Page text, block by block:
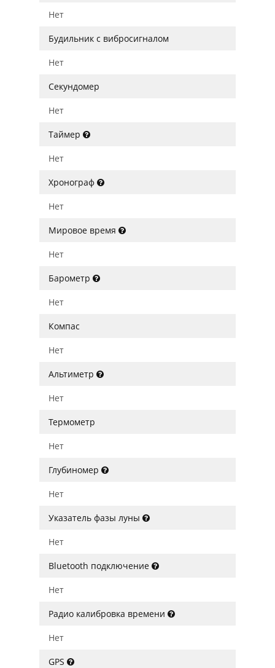
Нет
Будильник с вибросигналом
Нет
Секундомер
Нет
Таймер
Нет
Хронограф
Нет
Мировое время
Нет
Барометр
Нет
Компас
Нет
Альтиметр
Нет
Термометр
Нет
Глубиномер
Нет
Указатель фазы луны
Нет
Bluetooth подключение
Нет
Радио калибровка времени
Нет
GPS